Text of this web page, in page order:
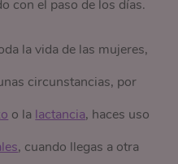
con el paso de los días.
la vida de las mujeres,
circunstancias, por
o la lactancia, haces uso
, cuando llegas a otra